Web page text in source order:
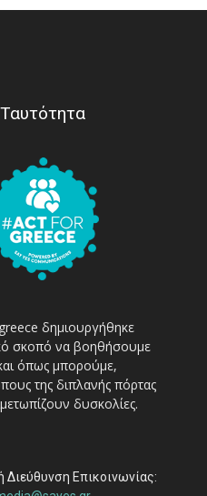
Ταυτότητα
δημιουργήθηκε
σκοπό να βοηθήσουμε
όπως μπορούμε,
της διπλανής πόρτας
δυσκολίες.
Διεύθυνση Επικοινωνίας: